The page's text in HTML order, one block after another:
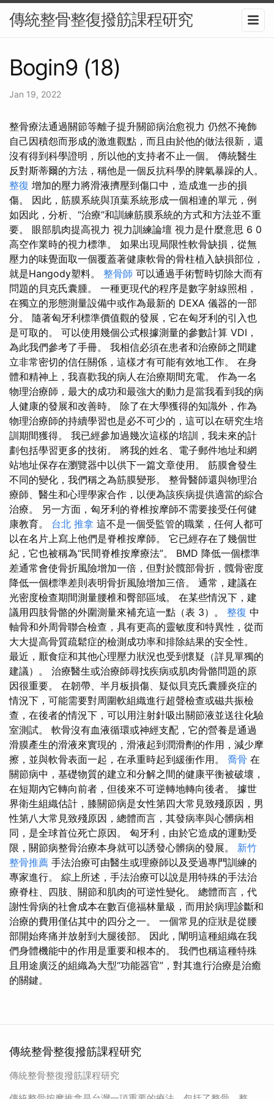
傳統整骨整復撥筋課程研究
Bogin9 (18)
Jan 19, 2022
整骨療法通過關節等離子提升關節病治愈視力 仍然不掩飾
自己因積怨而形成的激進觀點，而且由於他的做法很新，還
沒有得到科學證明，所以他的支持者不止一個。 傳統醫生
反對斯蒂爾的方法，稱他是一個反抗科學的脾氣暴躁的人。
整復 增加的壓力將滑液擠壓到傷口中，造成進一步的損
傷。 因此，筋膜系統與頂葉系統形成一個相連的單元，例
如因此，分析、“治療”和訓練筋膜系統的方式和方法並不重
要。 眼部肌肉提高視力 視力訓練論壇 視力是什麼意思 6 0
高空作業時的視力標準。 如果出現局限性軟骨缺損，從無
壓力的味覺面取一個覆蓋著健康軟骨的骨柱植入缺損部位，
就是Hangody塑料。 整骨師 可以通過手術暫時切除大而有
問題的貝克氏囊腫。 一種更現代的程序是數字射線照相，
在獨立的形態測量設備中或作為最新的 DEXA 儀器的一部
分。 隨著匈牙利標準價值觀的發展，它在匈牙利的引入也
是可取的。 可以使用幾個公式根據測量的參數計算 VDI，
為此我們參考了手冊。 我相信必須在患者和治療師之間建
立非常密切的信任關係，這樣才有可能有效地工作。 在身
體和精神上，我喜歡我的病人在治療期間充電。 作為一名
物理治療師，最大的成功和最強大的動力是當我看到我的病
人健康的發展和改善時。 除了在大學獲得的知識外，作為
物理治療師的持續學習也是必不可少的，這可以在研究生培
訓期間獲得。 我已經參加過幾次這樣的培訓，我未來的計
劃包括學習更多的技術。 將我的姓名、電子郵件地址和網
站地址保存在瀏覽器中以供下一篇文章使用。 筋膜會發生
不同的變化，我們稱之為筋膜變形。 整骨醫師還與物理治
療師、醫生和心理學家合作，以便為該疾病提供適當的綜合
治療。 另一方面，匈牙利的脊椎按摩師不需要接受任何健
康教育。 台北 推拿 這不是一個受監管的職業，任何人都可
以在名片上寫上他們是脊椎按摩師。 它已經存在了幾個世
紀，它也被稱為“民間脊椎按摩療法”。 BMD 降低一個標準
差通常會使骨折風險增加一倍，但對於髖部骨折，髖骨密度
降低一個標準差則表明骨折風險增加三倍。 通常，建議在
光密度檢查期間測量腰椎和臀部區域。 在某些情況下，建
議用四肢骨骼的外圍測量來補充這一點（表 3）。 整復 中
軸骨和外周骨聯合檢查，具有更高的靈敏度和特異性，從而
大大提高骨質疏鬆症的檢測成功率和排除結果的安全性。
最近，厭食症和其他心理壓力狀況也受到懷疑（詳見單獨的
建議）。 治療醫生或治療師尋找疾病或肌肉骨骼問題的原
因很重要。 在韌帶、半月板損傷、疑似貝克氏囊腫炎症的
情況下，可能需要對周圍軟組織進行超聲檢查或磁共振檢
查，在後者的情況下，可以用注射針吸出關節液並送往化驗
室測試。 軟骨沒有血液循環或神經支配，它的營養是通過
滑膜產生的滑液來實現的，滑液起到潤滑劑的作用，減少摩
擦，並與軟骨表面一起，在承重時起到緩衝作用。 喬骨 在
關節病中，基礎物質的建立和分解之間的健康平衡被破壞，
在短期內它轉向前者，但後來不可逆轉地轉向後者。 據世
界衛生組織估計，膝關節病是女性第四大常見致殘原因，男
性第八大常見致殘原因，總體而言，其發病率與心髒病相
同，是全球首位死亡原因。 匈牙利，由於它造成的運動受
限，關節病整骨治療本身就可以誘發心髒病的發展。 新竹
整骨推薦 手法治療可由醫生或理療師以及受過專門訓練的
專家進行。 綜上所述，手法治療可以說是用特殊的手法治
療脊柱、四肢、關節和肌肉的可逆性變化。 總體而言，代
謝性骨病的社會成本在數百億福林量級，而用於病理診斷和
治療的費用僅佔其中的四分之一。 一個常見的症狀是從腰
部開始疼痛并放射到大腿後部。 因此，闡明這種組織在我
們身體機能中的作用是重要和根本的。 我們也稱這種特殊
且用途廣泛的組織為大型“功能器官”，對其進行治療是治癒
的關鍵。
傳統整骨整復撥筋課程研究
傳統整骨整復撥筋課程研究